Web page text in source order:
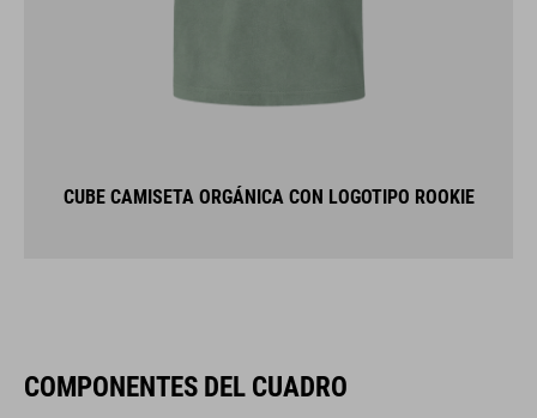
CUBE CAMISETA ORGÁNICA CON LOGOTIPO ROOKIE
COMPONENTES DEL CUADRO